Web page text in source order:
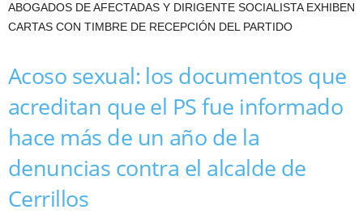
ABOGADOS DE AFECTADAS Y DIRIGENTE SOCIALISTA EXHIBEN
CARTAS CON TIMBRE DE RECEPCIÓN DEL PARTIDO
Acoso sexual: los documentos que
acreditan que el PS fue informado
hace más de un año de la
denuncias contra el alcalde de
Cerrillos